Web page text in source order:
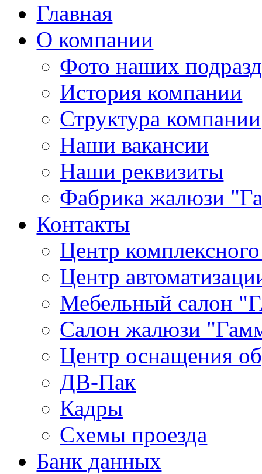
Главная
О компании
Фото наших
История компании
Структура компании
Наши вакансии
Наши реквизиты
Фабрика жалюзи
Контакты
Центр
Центр
Мебельный салон
Салон жалюзи
Центр оснащения
ДВ-Пак
Кадры
Схемы проезда
Банк данных